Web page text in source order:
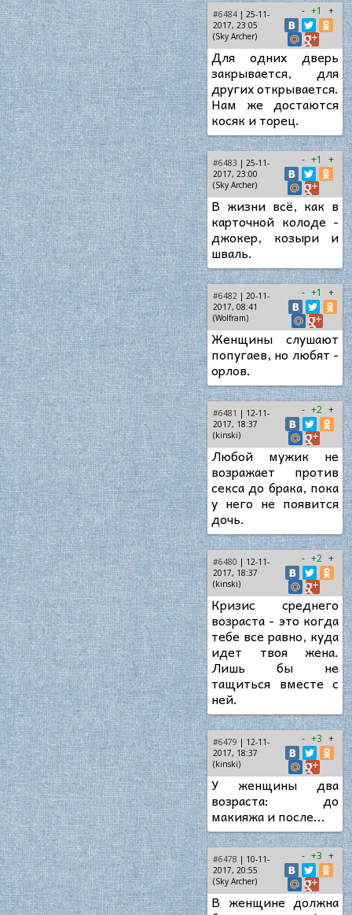
#6484 | 25-11-
2017, 23:05
(Sky Archer)
- +1 +
Для одних дверь
закрывается, для
других открывается.
Нам же достаются
косяк и торец.
#6483 | 25-11-
2017, 23:00
(Sky Archer)
- +1 +
В жизни всё, как в
карточной колоде -
джокер, козыри и
шваль.
#6482 | 20-11-
2017, 08:41
(Wolfram)
- +1 +
Женщины слушают
попугаев, но любят -
орлов.
#6481 | 12-11-
2017, 18:37
(kinski)
- +2 +
Любой мужик не
возражает против
секса до брака, пока
у него не появится
дочь.
#6480 | 12-11-
2017, 18:37
(kinski)
- +2 +
Кризис среднего
возраста - это когда
тебе все равно, куда
идет твоя жена.
Лишь бы не
тащиться вместе с
ней.
#6479 | 12-11-
2017, 18:37
(kinski)
- +3 +
У женщины два
возраста: до
макияжа и после...
#6478 | 10-11-
2017, 20:55
(Sky Archer)
- +3 +
В женщине должна